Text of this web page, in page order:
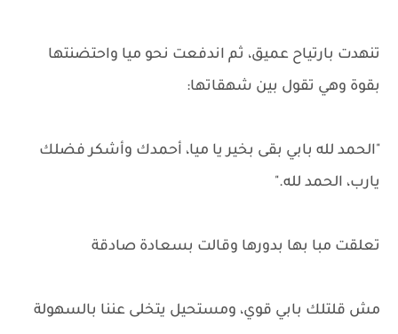
تنهدت بارتياح عميق، ثم اندفعت نحو ميا واحتضنتها
بقوة وهي تقول بين شهقاتها:
"الحمد لله بابي بقى بخير يا ميا، أحمدك وأشكر فضلك
يارب، الحمد لله."
تعلقت مبا بها بدورها وقالت بسعادة صادقة
مش قلتلك بابي قوي، ومستحيل يتخلى عننا بالسهولة